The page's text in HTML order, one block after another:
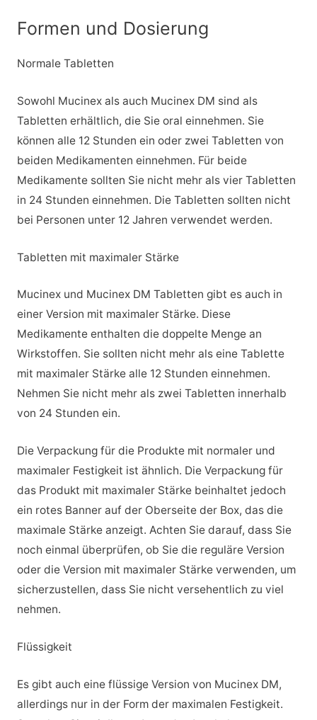
Formen und Dosierung
Normale Tabletten
Sowohl Mucinex als auch Mucinex DM sind als
Tabletten erhältlich, die Sie oral einnehmen. Sie
können alle 12 Stunden ein oder zwei Tabletten von
beiden Medikamenten einnehmen. Für beide
Medikamente sollten Sie nicht mehr als vier Tabletten
in 24 Stunden einnehmen. Die Tabletten sollten nicht
bei Personen unter 12 Jahren verwendet werden.
Tabletten mit maximaler Stärke
Mucinex und Mucinex DM Tabletten gibt es auch in
einer Version mit maximaler Stärke. Diese
Medikamente enthalten die doppelte Menge an
Wirkstoffen. Sie sollten nicht mehr als eine Tablette
mit maximaler Stärke alle 12 Stunden einnehmen.
Nehmen Sie nicht mehr als zwei Tabletten innerhalb
von 24 Stunden ein.
Die Verpackung für die Produkte mit normaler und
maximaler Festigkeit ist ähnlich. Die Verpackung für
das Produkt mit maximaler Stärke beinhaltet jedoch
ein rotes Banner auf der Oberseite der Box, das die
maximale Stärke anzeigt. Achten Sie darauf, dass Sie
noch einmal überprüfen, ob Sie die reguläre Version
oder die Version mit maximaler Stärke verwenden, um
sicherzustellen, dass Sie nicht versehentlich zu viel
nehmen.
Flüssigkeit
Es gibt auch eine flüssige Version von Mucinex DM,
allerdings nur in der Form der maximalen Festigkeit.